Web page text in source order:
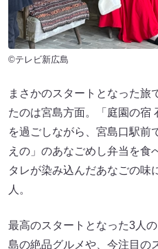
©テレビ新広島
まさかのスタートとなった旅
たのは宮島方面。「庭園の宿
を過ごしながら、宮島口駅前
えの」のあなごめし弁当を
タレが染み込んだあなごの味
人。
最高のスタートとなった3人
島の絶品グルメや、今注目の